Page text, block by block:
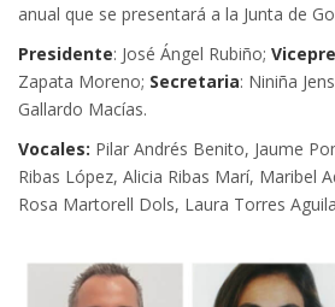
anual que se presentará a la Junta de
Presidente: José Ángel Rubiño;
Zapata Moreno; Secretaria: Niniña
Gallardo Macías.
Vocales: Pilar Andrés Benito, Jaume
Ribas López, Alicia Ribas Marí, Maribel
Rosa Martorell Dols, Laura Torres